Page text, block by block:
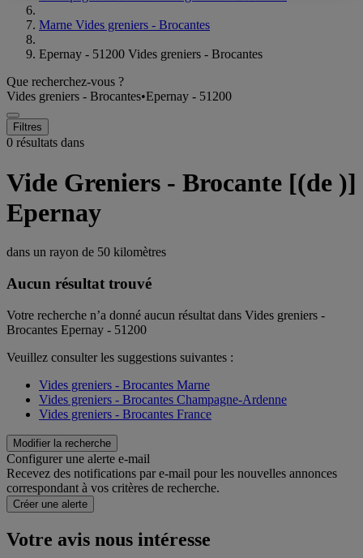
Marne Vides greniers - Brocantes
Epernay - 51200 Vides greniers - Brocantes
Que recherchez-vous ?
Vides greniers - Brocantes•Epernay - 51200
Filtres
0 résultats dans
Vide Greniers - Brocante [(de )]
Epernay
dans un rayon de 50 kilomètres
Aucun résultat trouvé
Votre recherche n’a donné aucun résultat dans Vides greniers -
Brocantes Epernay - 51200
Veuillez consulter les suggestions suivantes :
Vides greniers - Brocantes Marne
Vides greniers - Brocantes Champagne-Ardenne
Vides greniers - Brocantes France
Modifier la recherche
Configurer une alerte e-mail
Recevez des notifications par e-mail pour les nouvelles annonces
correspondant à vos critères de recherche.
Créer une alerte
Votre avis nous intéresse